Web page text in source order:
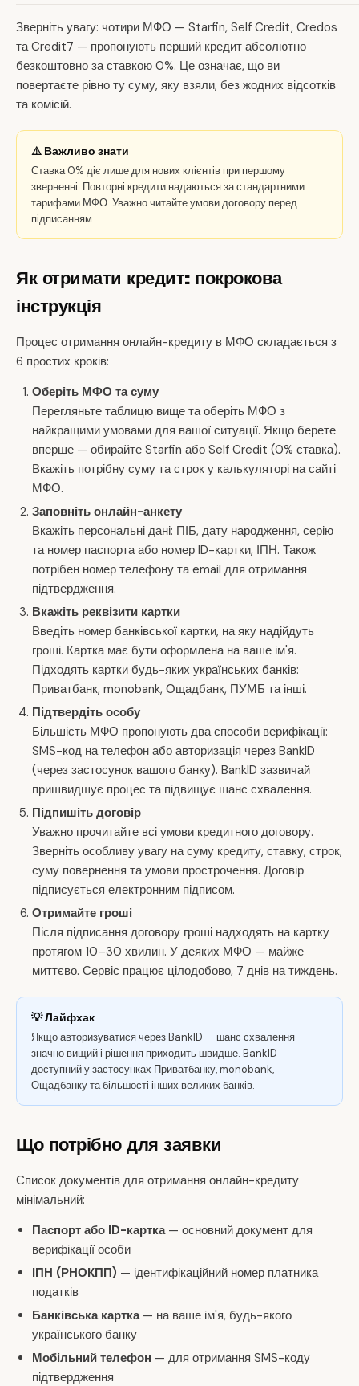
Зверніть увагу: чотири МФО — Starfin, Self Credit, Credos
та Credit7 — пропонують перший кредит абсолютно
безкоштовно за ставкою 0%. Це означає, що ви
повертаєте рівно ту суму, яку взяли, без жодних відсотків
та комісій.
⚠️ Важливо знати
Ставка 0% діє лише для нових клієнтів при першому
зверненні. Повторні кредити надаються за стандартними
тарифами МФО. Уважно читайте умови договору перед
підписанням.
Як отримати кредит: покрокова
інструкція
Процес отримання онлайн-кредиту в МФО складається з
6 простих кроків:
Оберіть МФО та суму
Перегляньте таблицю вище та оберіть МФО з
найкращими умовами для вашої ситуації. Якщо берете
вперше — обирайте Starfin або Self Credit (0% ставка).
Вкажіть потрібну суму та строк у калькуляторі на сайті
МФО.
Заповніть онлайн-анкету
Вкажіть персональні дані: ПІБ, дату народження, серію
та номер паспорта або номер ID-картки, ІПН. Також
потрібен номер телефону та email для отримання
підтвердження.
Вкажіть реквізити картки
Введіть номер банківської картки, на яку надійдуть
гроші. Картка має бути оформлена на ваше ім'я.
Підходять картки будь-яких українських банків:
Приватбанк, monobank, Ощадбанк, ПУМБ та інші.
Підтвердіть особу
Більшість МФО пропонують два способи верифікації:
SMS-код на телефон або авторизація через BankID
(через застосунок вашого банку). BankID зазвичай
пришвидшує процес та підвищує шанс схвалення.
Підпишіть договір
Уважно прочитайте всі умови кредитного договору.
Зверніть особливу увагу на суму кредиту, ставку, строк,
суму повернення та умови прострочення. Договір
підписується електронним підписом.
Отримайте гроші
Після підписання договору гроші надходять на картку
протягом 10–30 хвилин. У деяких МФО — майже
миттєво. Сервіс працює цілодобово, 7 днів на тиждень.
💡 Лайфхак
Якщо авторизуватися через BankID — шанс схвалення
значно вищий і рішення приходить швидше. BankID
доступний у застосунках Приватбанку, monobank,
Ощадбанку та більшості інших великих банків.
Що потрібно для заявки
Список документів для отримання онлайн-кредиту
мінімальний:
Паспорт або ID-картка— основний документ для
верифікації особи
ІПН (РНОКПП) — ідентифікаційний номер платника
податків
Банківська картка— на ваше ім'я, будь-якого
українського банку
Мобільний телефон — для отримання SMS-коду
підтвердження